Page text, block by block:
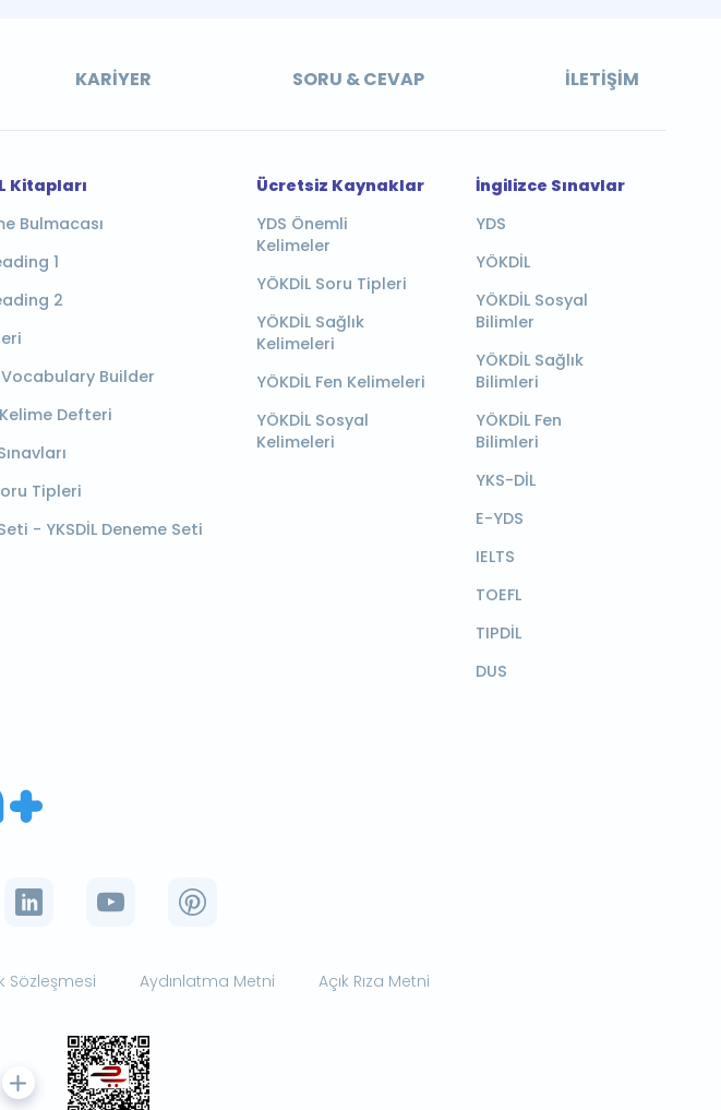
KARIYER SORU & CEVAP İLETIŞIM
Kitapları
Bulmacası
1
2
Builder
Kelime Defteri
Tipleri
- YKSDİL Deneme Seti
Ücretsiz Kaynaklar
YDS Önemli
Kelimeler
YÖKDİL Soru Tipleri
YÖKDİL Sağlık
Kelimeleri
YÖKDİL Fen Kelimeleri
YÖKDİL Sosyal
Kelimeleri
İngilizce Sınavlar
YDS
YÖKDİL
YÖKDİL Sosyal
Bilimler
YÖKDİL Sağlık
Bilimleri
YÖKDİL Fen
Bilimleri
YKS-DİL
E-YDS
IELTS
TOEFL
TIPDİL
DUS
Sözleşmesi Aydınlatma Metni Açık Rıza Metni